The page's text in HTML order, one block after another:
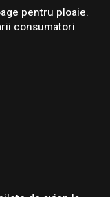
pentru ploaie.
consumatori